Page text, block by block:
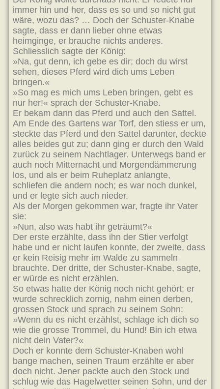
immer hin und her, dass es so und so nicht gut
wäre, wozu das? … Doch der Schuster-Knabe
sagte, dass er dann lieber ohne etwas
heimginge, er brauche nichts anderes.
Schliesslich sagte der König:
»Na, gut denn, ich gebe es dir; doch du wirst
sehen, dieses Pferd wird dich ums Leben
bringen.«
»So mag es mich ums Leben bringen, gebt es
nur her!« sprach der Schuster-Knabe.
Er bekam dann das Pferd und auch den Sattel.
Am Ende des Gartens war Torf, den stiess er um,
steckte das Pferd und den Sattel darunter, deckte
alles beides gut zu; dann ging er durch den Wald
zurück zu seinem Nachtlager. Unterwegs band er
auch noch Mitternacht und Morgendämmerung
los, und als er beim Ruheplatz anlangte,
schliefen die andern noch; es war noch dunkel,
und er legte sich auch nieder.
Als der Morgen gekommen war, fragte ihr Vater
sie:
»Nun, also was habt ihr geträumt?«
Der erste erzählte, dass ihn der Stier verfolgt
habe und er nicht laufen konnte, der zweite, dass
er kein Reisig mehr im Walde zu sammeln
brauchte. Der dritte, der Schuster-Knabe, sagte,
er würde es nicht erzählen.
So etwas hatte der König noch nicht gehört; er
wurde schrecklich zornig, nahm einen derben,
grossen Stock und sprach zu seinem Sohn:
»Wenn du es nicht erzählst, schlage ich dich so
wie die grosse Trommel, du Hund! Bin ich etwa
nicht dein Vater?«
Doch er konnte dem Schuster-Knaben wohl
bange machen, seinen Traum erzählte er aber
doch nicht. Jener packte auch den Stock und
schlug wie das Hagelwetter seinen Sohn, und der